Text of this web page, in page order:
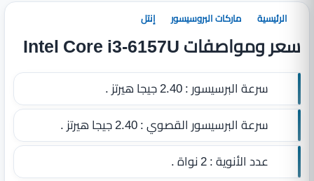
الرئيسية ماركات البروسيسور إنتل
سعر ومواصفات Intel Core i3-6157U
سرعة البرسيسور :2.40 جيجا هيرتز .
سرعة البرسيسور القصوي :2.40 جيجا هيرتز .
عدد الأنوية :2 نواة .